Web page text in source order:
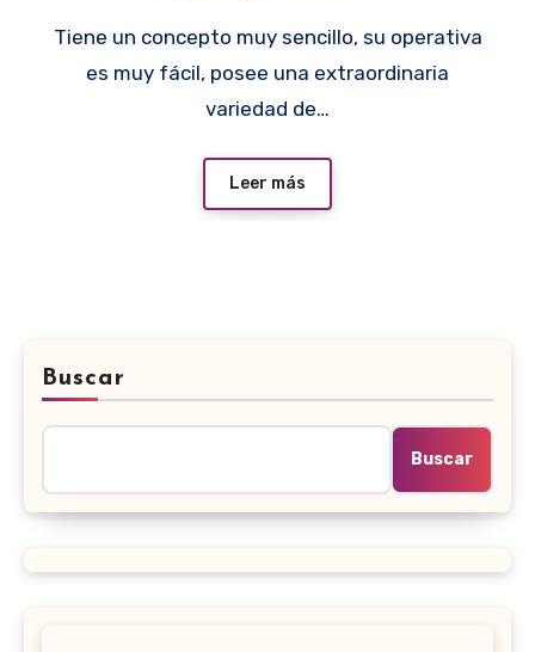
Tiene un concepto muy sencillo, su operativa
es muy fácil, posee una extraordinaria
variedad de…
Leer más
Buscar
Buscar